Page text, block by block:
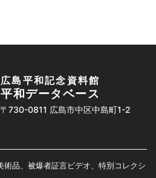
広島平和記念資料館
平和データベース
〒730-0811 広島市中区中島町1-2
品、被爆者証言ビデオ、特別コレクシ